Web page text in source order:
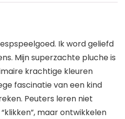
Ik word geliefd
Mijn superzachte pluche is
krachtige kleuren
fascinatie van een kind
Peuters leren niet
maar ontwikkelen